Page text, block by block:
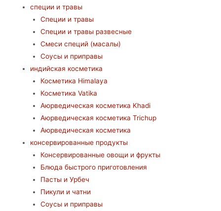
специи и травы
Специи и травы
Специи и травы развесные
Смеси специй (масалы)
Соусы и приправы
индийская косметика
Косметика Himalaya
Косметика Vatika
Аюрведическая коcметика Khadi
Аюрведическая коcметика Trichup
Аюрведическая косметика
консервированные продукты
Консервированные овощи и фрукты
Блюда быстрого приготовления
Пасты и Урбеч
Пикули и чатни
Соусы и приправы